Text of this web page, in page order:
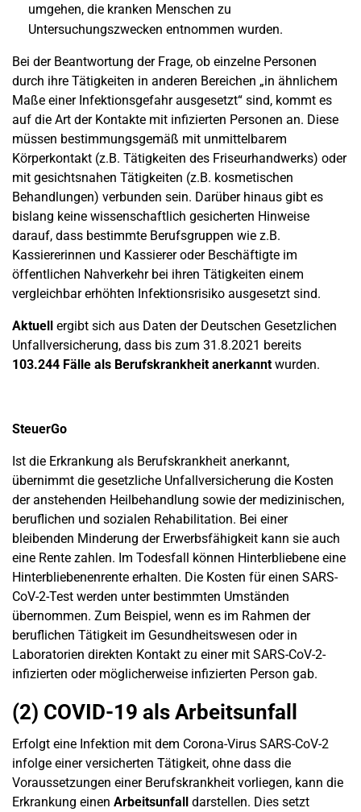
umgehen, die kranken Menschen zu
Untersuchungszwecken entnommen wurden.
Bei der Beantwortung der Frage, ob einzelne Personen
durch ihre Tätigkeiten in anderen Bereichen „in ähnlichem
Maße einer Infektionsgefahr ausgesetzt“ sind, kommt es
auf die Art der Kontakte mit infizierten Personen an. Diese
müssen bestimmungsgemäß mit unmittelbarem
Körperkontakt (z.B. Tätigkeiten des Friseurhandwerks) oder
mit gesichtsnahen Tätigkeiten (z.B. kosmetischen
Behandlungen) verbunden sein. Darüber hinaus gibt es
bislang keine wissenschaftlich gesicherten Hinweise
darauf, dass bestimmte Berufsgruppen wie z.B.
Kassiererinnen und Kassierer oder Beschäftigte im
öffentlichen Nahverkehr bei ihren Tätigkeiten einem
vergleichbar erhöhten Infektionsrisiko ausgesetzt sind.
Aktuell ergibt sich aus Daten der Deutschen Gesetzlichen
Unfallversicherung, dass bis zum 31.8.2021 bereits
103.244 Fälle als Berufskrankheit anerkanntwurden.
SteuerGo
Ist die Erkrankung als Berufskrankheit anerkannt,
übernimmt die gesetzliche Unfallversicherung die Kosten
der anstehenden Heilbehandlung sowie der medizinischen,
beruflichen und sozialen Rehabilitation. Bei einer
bleibenden Minderung der Erwerbsfähigkeit kann sie auch
eine Rente zahlen. Im Todesfall können Hinterbliebene eine
Hinterbliebenenrente erhalten. Die Kosten für einen SARS-
CoV-2-Test werden unter bestimmten Umständen
übernommen. Zum Beispiel, wenn es im Rahmen der
beruflichen Tätigkeit im Gesundheitswesen oder in
Laboratorien direkten Kontakt zu einer mit SARS-CoV-2-
infizierten oder möglicherweise infizierten Person gab.
(2) COVID-19 als Arbeitsunfall
Erfolgt eine Infektion mit dem Corona-Virus SARS-CoV-2
infolge einer versicherten Tätigkeit, ohne dass die
Voraussetzungen einer Berufskrankheit vorliegen, kann die
Erkrankung einen Arbeitsunfall darstellen. Dies setzt